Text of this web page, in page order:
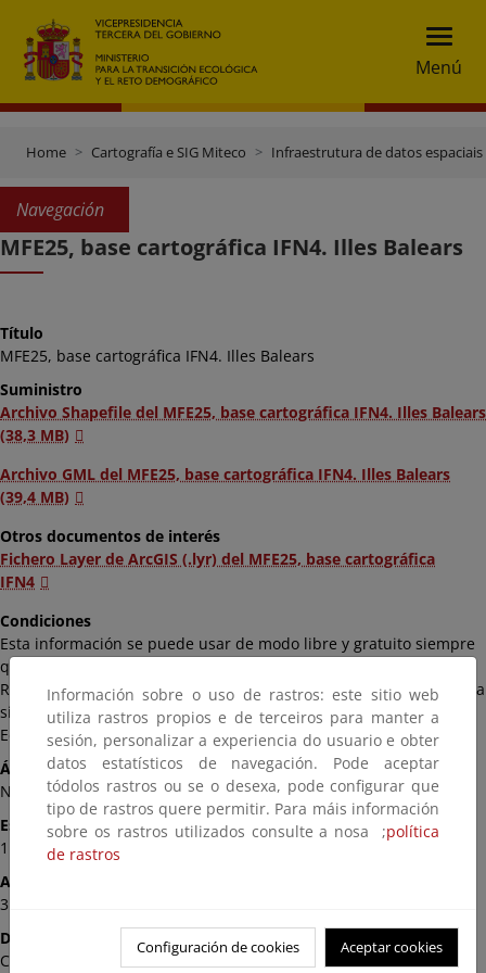
Menú
Home Cartografía e SIG Miteco Infraestrutura de datos espaciais
Navegación
MFE25, base cartográfica IFN4. Illes Balears
Título
MFE25, base cartográfica IFN4. Illes Balears
Suministro
Archivo Shapefile del MFE25, base cartográfica IFN4. Illes Balears
(38,3 MB)
Archivo GML del MFE25, base cartográfica IFN4. Illes Balears
(39,4 MB)
Otros documentos de interés
Fichero Layer de ArcGIS (.lyr) del MFE25, base cartográfica
IFN4
Condiciones
Esta información se puede usar de modo libre y gratuito siempre
que se mencione al Ministerio para la Transición Ecológica y el
Reto Demográfico como autor y propietario de la información de la
siguiente manera: Fuente: «© Ministerio para la Transición
Ecológica y el Reto Demográfico».
Ámbito
Nacional
Escala
1:25.000
Actualización
31/12/2012
Disponibilidad
Comunidad Autónoma
Información sobre o uso de rastros: este sitio web
utiliza rastros propios e de terceiros para manter a
sesión, personalizar a experiencia do usuario e obter
datos estatísticos de navegación. Pode aceptar
tódolos rastros ou se o desexa, pode configurar que
tipo de rastros quere permitir. Para máis información
sobre os rastros utilizados consulte a nosa ;política
de rastros
Configuración de cookies Aceptar cookies